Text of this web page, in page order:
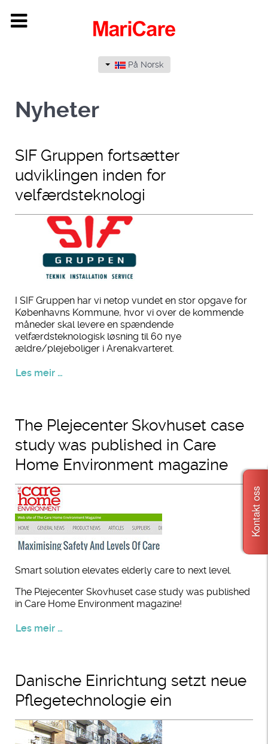
På Norsk
Nyheter
SIF Gruppen fortsætter
udviklingen inden for
velfærdsteknologi
I SIF Gruppen har vi netop vundet en stor opgave for
Københavns Kommune, hvor vi over de kommende
måneder skal levere en spændende
velfærdsteknologisk løsning til 60 nye
ældre/plejeboliger i Arenakvarteret.
Les meir …
The Plejecenter Skovhuset case
study was published in Care
Home Environment magazine
Smart solution elevates elderly care to next level.
The Plejecenter Skovhuset case study was published
in Care Home Environment magazine!
Les meir …
Danische Einrichtung setzt neue
Pflegetechnologie ein
Kontakt oss